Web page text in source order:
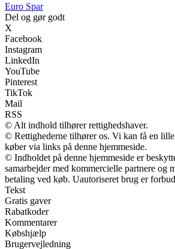
Euro Spar
Del og gør godt
X
Facebook
Instagram
LinkedIn
YouTube
Pinterest
TikTok
Mail
RSS
© Alt indhold tilhører rettighedshaver.
© Rettighederne tilhører os. Vi kan få en
køber via links på denne hjemmeside.
© Indholdet på denne hjemmeside er
samarbejder med kommercielle partnere og
betaling ved køb. Uautoriseret brug er
Tekst
Gratis gaver
Rabatkoder
Kommentarer
Købshjælp
Brugervejledning